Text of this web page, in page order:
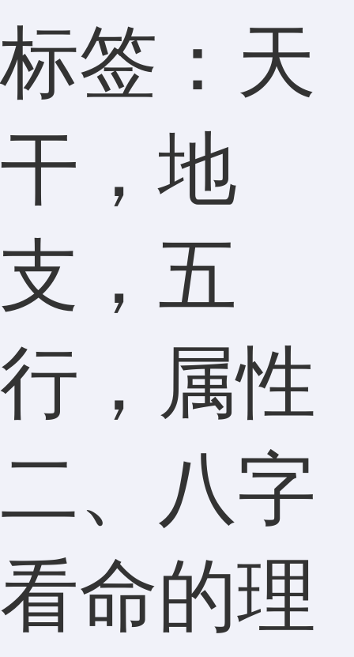
标签：天
干，地
支，五
行，属性
二、八字
看命的理